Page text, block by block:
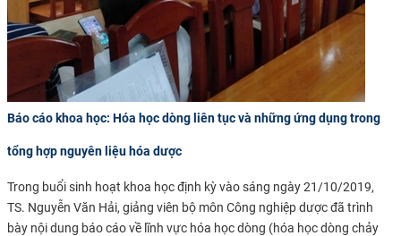
Báo cáo khoa học: Hóa học dòng liên tục và những ứng dụng trong
tổng hợp nguyên liệu hóa dược
Trong buổi sinh hoạt khoa học định kỳ vào sáng ngày 21/10/2019,
TS. Nguyễn Văn Hải, giảng viên bộ môn Công nghiệp dược đã trình
bày nội dung báo cáo về lĩnh vực hóa học dòng (hóa học dòng chảy